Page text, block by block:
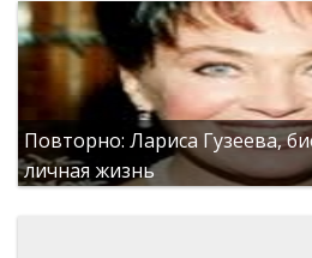
Повторно: Лариса Гузеева,
личная жизнь